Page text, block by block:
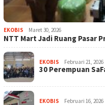
EKOBIS Maret 30, 2026
NTT Mart Jadi Ruang Pasar
EKOBIS Februari 21, 2026
30 Perempuan
EKOBIS Februari 16, 2026